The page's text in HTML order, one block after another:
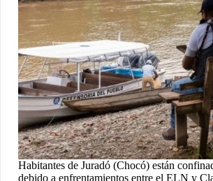
Habitantes de Juradó (Chocó) están
debido a enfrentamientos entre el ELN y